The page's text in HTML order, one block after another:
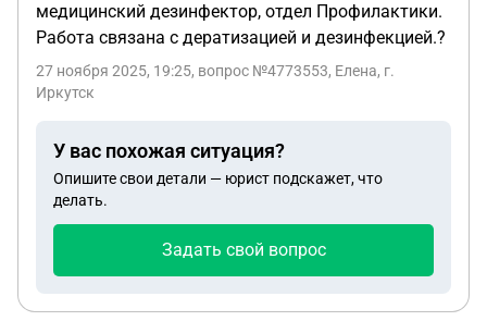
медицинский дезинфектор, отдел Профилактики.
Работа связана с дератизацией и дезинфекцией.?
27 ноября 2025, 19:25, вопрос №4773553, Елена, г.
Иркутск
У вас похожая ситуация?
Опишите свои детали — юрист подскажет, что
делать.
Задать свой вопрос